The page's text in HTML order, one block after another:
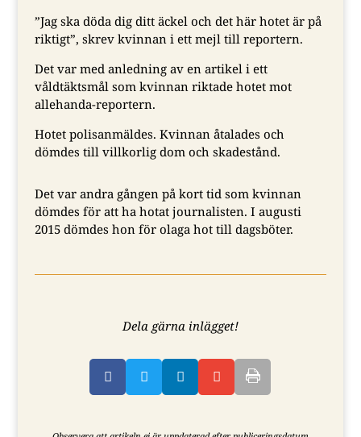
”Jag ska döda dig ditt äckel och det här hotet är på
riktigt”, skrev kvinnan i ett mejl till reportern.
Det var med anledning av en artikel i ett
våldtäktsmål som kvinnan riktade hotet mot
allehanda-reportern.
Hotet polisanmäldes. Kvinnan åtalades och
dömdes till villkorlig dom och skadestånd.
Det var andra gången på kort tid som kvinnan
dömdes för att ha hotat journalisten. I augusti
2015 dömdes hon för olaga hot till dagsböter.
Dela gärna inlägget!
   